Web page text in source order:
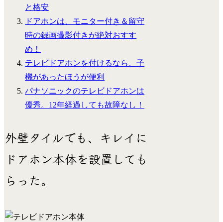
と格安
ドアホンは、モニター付き＆留守
時の録画撮影付きが絶対おすす
め！
テレビドアホンを付けるなら、子
機があったほうが便利
パナソニックのテレビドアホンは
優秀。12年経過しても故障なし！
外壁タイルでも、キレイに
ドアホン本体を設置しても
らった。